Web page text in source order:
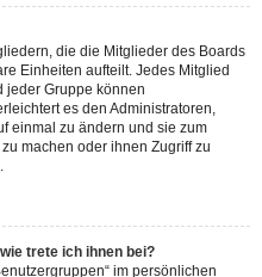
die die Mitglieder des Boards
Einheiten aufteilt. Jedes Mitglied
jeder Gruppe können
es den Administratoren,
einmal zu ändern und sie zum
machen oder ihnen Zugriff zu
trete ich ihnen bei?
im persönlichen